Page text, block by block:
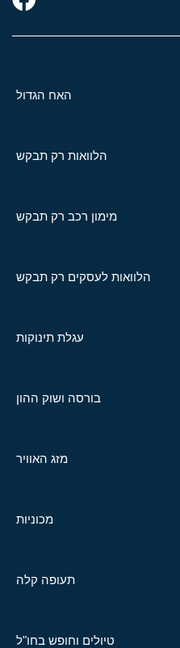
האח הגדול
הלוואות רק תבקש
מימון רכב רק תבקש
הלוואות לעסקים רק תבקש
עגלת תינוקות
בורסה ושוק ההון
מזג האוויר
מכוניות
תעופה קלה
טיולים וחופש בחו"ל